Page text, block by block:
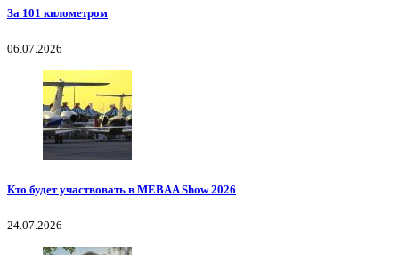
За 101 километром
06.07.2026
Кто будет участвовать в MEBAA Show 2026
24.07.2026